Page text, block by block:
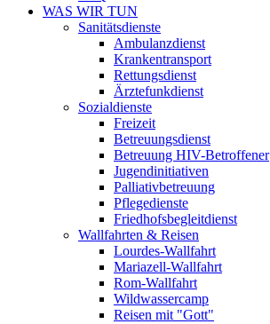
WAS WIR TUN
Sanitätsdienste
Ambulanzdienst
Krankentransport
Rettungsdienst
Ärztefunkdienst
Sozialdienste
Freizeit
Betreuungsdienst
Betreuung HIV-Betroffener
Jugendinitiativen
Palliativbetreuung
Pflegedienste
Friedhofsbegleitdienst
Wallfahrten & Reisen
Lourdes-Wallfahrt
Mariazell-Wallfahrt
Rom-Wallfahrt
Wildwassercamp
Reisen mit "Gott"